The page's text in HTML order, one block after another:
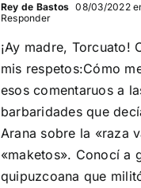
Rey de Bastos 08/03/2022
Responder
¡Ay madre, Torcuato!
mis respetos:Cómo
esos comentaruos a
barbaridades que
Arana sobre la «raza
«maketos». Conocí a
quipuzcoana que